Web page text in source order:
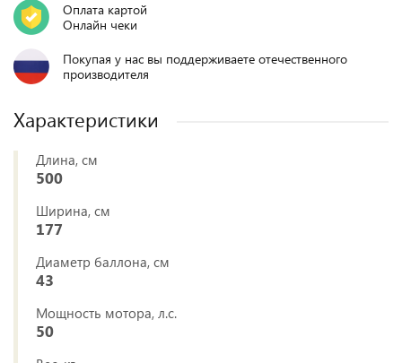
Оплата картой
Онлайн чеки
Покупая у нас вы поддерживаете отечественного
производителя
Характеристики
Длина, см
500
Ширина, см
177
Диаметр баллона, см
43
Мощность мотора, л.с.
50